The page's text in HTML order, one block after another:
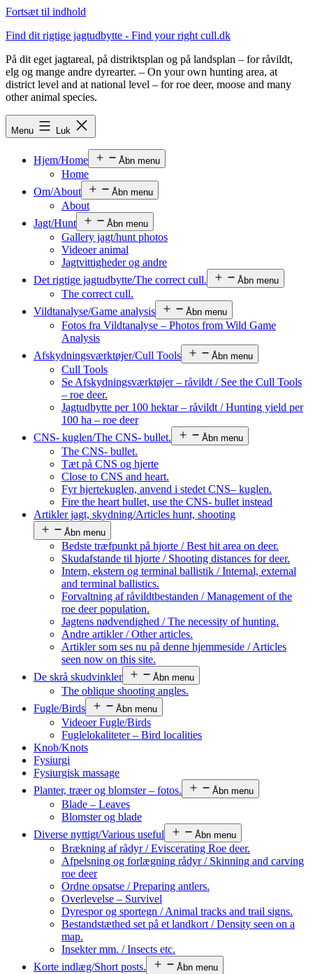
Fortsæt til indhold
Find dit rigtige jagtudbytte - Find your right cull.dk
På dit eget jagtareal, på distriktsplan og på landsplan – for råvildt,
elg og mange andre dyrearter. – On your own hunting area, at
district level and at national level – for roe deer, moose and many
other animal species.
Menu Luk
Hjem/Home Åbn menu
Home
Om/About
Åbn menu
About
Jagt/Hunt
Åbn menu
Gallery jagt/hunt photos
Videoer animal
Jagtvittigheder og andre
Det rigtige jagtudbytte/The correct cull.
Åbn menu
The correct cull.
Vildtanalyse/Game analysis
Åbn menu
Fotos fra Vildtanalyse – Photos from Wild Game
Analysis
Afskydningsværktøjer/Cull Tools
Åbn menu
Cull Tools
Se Afskydningsværktøjer – råvildt / See the Cull Tools
– roe deer.
Jagtudbytte per 100 hektar – råvildt / Hunting yield per
100 ha – roe deer
CNS- kuglen/The CNS- bullet.
Åbn menu
The CNS- bullet.
Tæt på CNS og hjerte
Close to CNS and heart.
Fyr hjertekuglen, anvend i stedet CNS– kuglen.
Fire the heart bullet, use the CNS- bullet instead
Artikler jagt, skydning/Articles hunt, shooting
Åbn menu
Bedste træfpunkt på hjorte / Best hit area on deer.
Skudafstande til hjorte / Shooting distances for deer.
Intern, ekstern og terminal ballistik / Internal, external
and terminal ballistics.
Forvaltning af råvildtbestanden / Management of the
roe deer population.
Jagtens nødvendighed / The necessity of hunting.
Andre artikler / Other articles.
Artikler som ses nu på denne hjemmeside / Articles
seen now on this site.
De skrå skudvinkler
Åbn menu
The oblique shooting angles.
Fugle/Birds
Åbn menu
Videoer Fugle/Birds
Fuglelokaliteter – Bird localities
Knob/Knots
Fysiurgi
Fysiurgisk massage
Planter, træer og blomster – fotos.
Åbn menu
Blade – Leaves
Blomster og blade
Diverse nyttigt/Various useful
Åbn menu
Brækning af rådyr / Eviscerating Roe deer.
Afpelsning og forlægning rådyr / Skinning and carving
roe deer
Ordne opsatse / Preparing antlers.
Overlevelse – Survivel
Dyrespor og sportegn / Animal tracks and trail signs.
Bestandstæthed set på et landkort / Density seen on a
map.
Insekter mm. / Insects etc.
Korte indlæg/Short posts.
Åbn menu